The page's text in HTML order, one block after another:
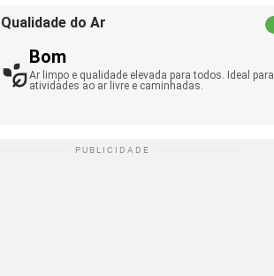
Qualidade do Ar
Bom
Ar limpo e qualidade elevada para todos. Ideal para
atividades ao ar livre e caminhadas.